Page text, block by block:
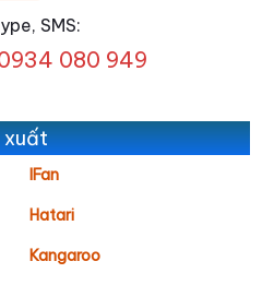
SMS:
080 949
xuất
IFan
Hatari
Kangaroo